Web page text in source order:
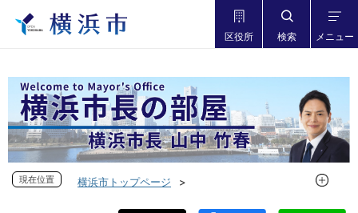
区役所 検索 メニュー
現在位置
横浜市トップページ
現在位